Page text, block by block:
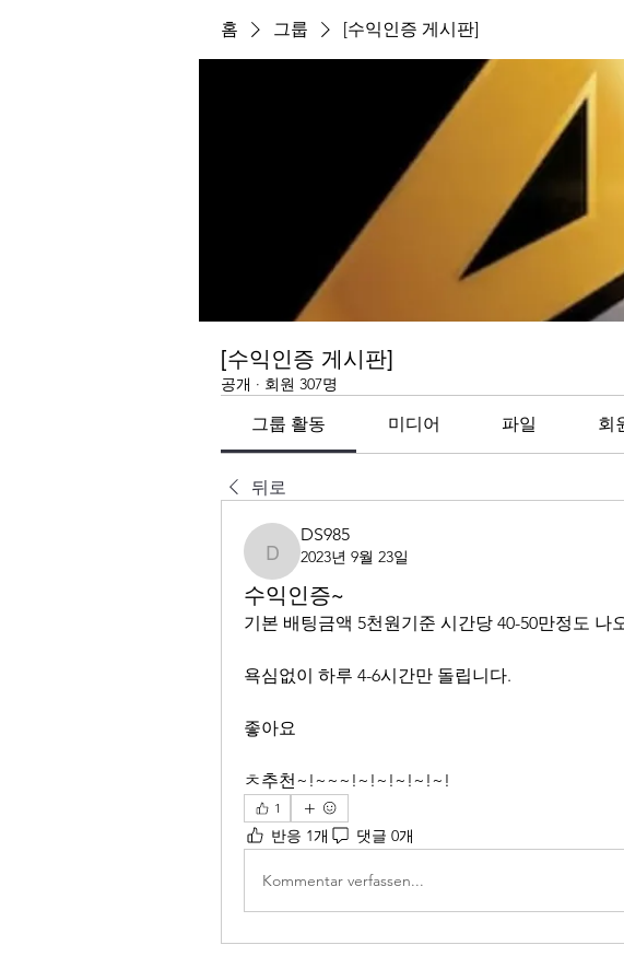
홈 그룹 [수익인증 게시판]
[수익인증 게시판]
공개 · 회원 307명
그룹 활동 미디어 파일 회
뒤로
DS985
DS985
2023년 9월 23일
수익인증~
기본 배팅금액 5천원기준 시간당 40-50만정도 나
욕심없이 하루 4-6시간만 돌립니다.
좋아요
ㅊ추천~!~~~!~!~!~!~!~!
1
반응 1개 댓글 0개
Kommentar verfassen...